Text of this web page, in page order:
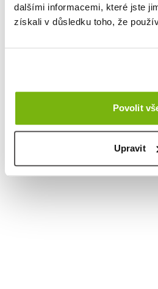
dalšími informacemi, které jste
získali v důsledku toho, že
Povolit
Upravit